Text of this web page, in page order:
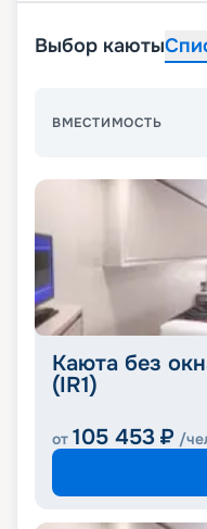
Выбор каюты
ВМЕСТИМОСТЬ
Каюта без
(IR1)
от 105 453 ₽ /